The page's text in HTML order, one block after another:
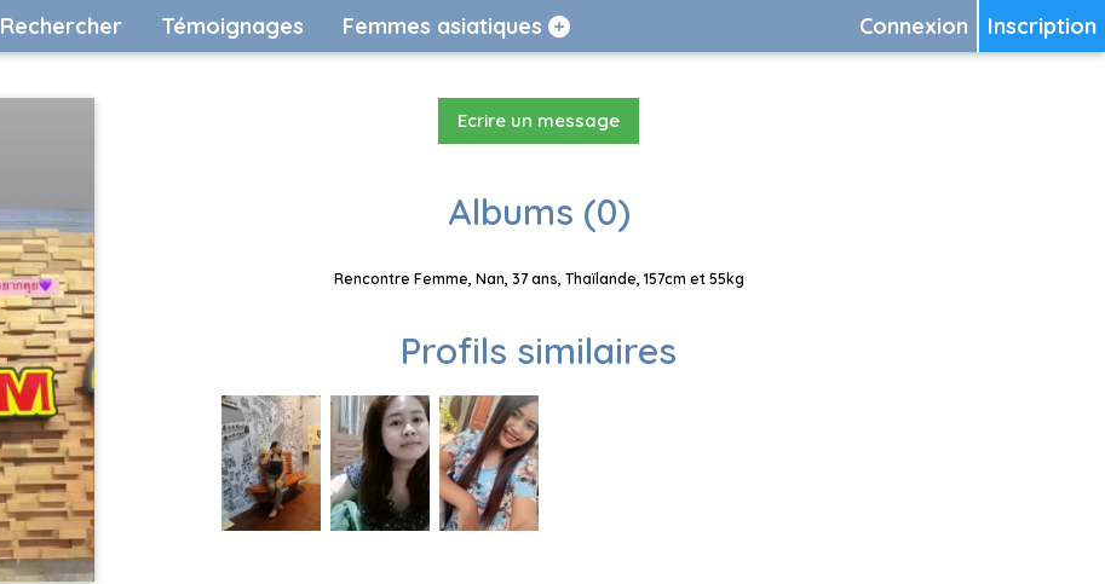
Inscription
Connexion
Rechercher Témoignages Femmes asiatiques
Ecrire un message
Albums (0)
Rencontre Femme, Nan, 37 ans, Thaïlande, 157cm et 55kg
Profils similaires